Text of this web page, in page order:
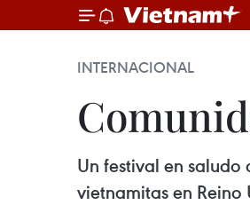
INTERNACIONAL
Un festival en
vietnamitas en Reino